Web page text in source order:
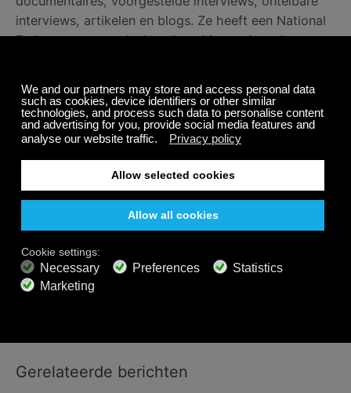
interviews, artikelen en blogs. Ze heeft een National
Endowment voor de Arts Jazz Master Award
Haar discografie heeft meer dan 60 opnames en haar
bigband jazz albums zijn genomineerd voor 14
Grammy awards.
We zijn heel trots om Toshiko Akiyoshi’s jazzmuziek
voor te stellen op twee Calm Radio kanalen:Jazz
Light Jazz Piano. Luister gratis.
Delen
Gerelateerde berichten